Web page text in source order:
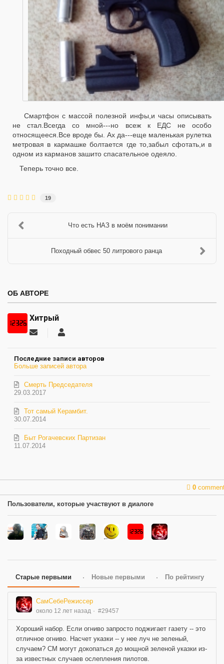
Смартфон с массой полезной инфы,и часы описывать
не стал.Всегда со мной---но всеж к ЕДС не особо
относящееся.Все вроде бы. Ах да---еще маленькая рулетка
метровая в кармашке болтается где то,забыл сфотать,и в
одном из карманов зашито спасательное одеяло.
Теперь точно все.
19
Что есть НАЗ в моём понимании
Походный обвес 50 литрового ранца
ОБ АВТОРЕ
Хитрый
Подписаться
автора
Последние записи авторов
Больше записей автора
29.03.2017
Смерть Председателя
30.07.2014
Тот самый Керамбит.
11.07.2014
Быт Рогачевских Партизан
0
Пользователи, которые участвуют в диалоге
Старые первыми Новые первыми По рейтингу
СамСебеРежиссер
около 12 лет назад #29457
Хороший набор. Если огниво запросто поджигает газету -- это
отличное огниво. Насчет указки -- у нее луч не зеленый,
случаем? СМ могут докопаться до мощной зеленой указки из-
за известных случаев ослепления пилотов.